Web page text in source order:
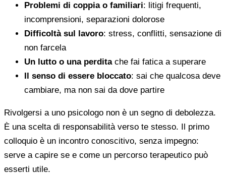
Problemi di coppia o familiari: litigi frequenti,
incomprensioni, separazioni dolorose
Difficoltà sul lavoro: stress, conflitti, sensazione di
non farcela
Un lutto o una perditache fai fatica a superare
Il senso di essere bloccato: sai che qualcosa deve
cambiare, ma non sai da dove partire
Rivolgersi a uno psicologo non è un segno di debolezza.
È una scelta di responsabilità verso te stesso. Il primo
colloquio è un incontro conoscitivo, senza impegno:
serve a capire se e come un percorso terapeutico può
esserti utile.